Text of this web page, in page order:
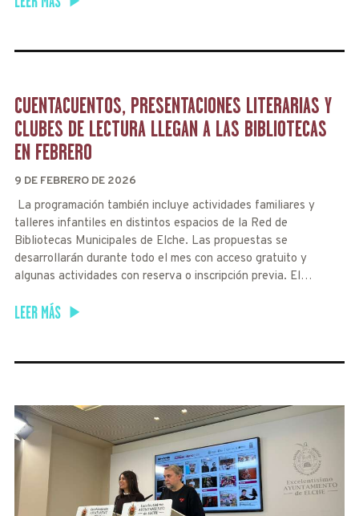
CUENTACUENTOS, PRESENTACIONES LITERARIAS Y
CLUBES DE LECTURA LLEGAN A LAS BIBLIOTECAS
EN FEBRERO
9 DE FEBRERO DE 2026
La programación también incluye actividades familiares y
talleres infantiles en distintos espacios de la Red de
Bibliotecas Municipales de Elche. Las propuestas se
desarrollarán durante todo el mes con acceso gratuito y
algunas actividades con reserva o inscripción previa. El…
LEER MÁS